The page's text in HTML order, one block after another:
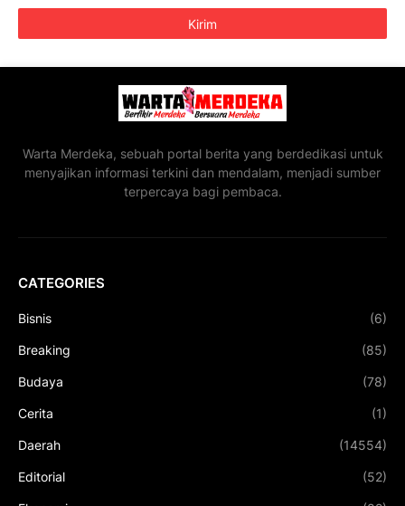
Warta Merdeka, sebuah portal berita yang berdedikasi untuk
menyajikan informasi terkini dan mendalam, menjadi sumber
terpercaya bagi pembaca.
CATEGORIES
Bisnis (6)
Breaking (85)
Budaya (78)
Cerita (1)
Daerah (14554)
Editorial (52)